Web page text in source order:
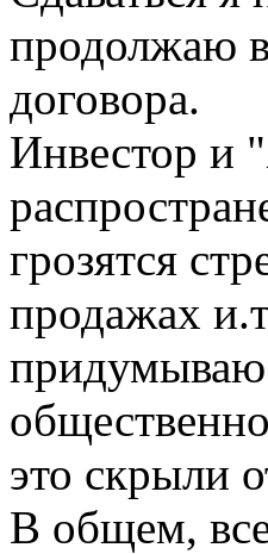
продолжаю
договора.
Инвестор и
грозятся
продажах
это скрыли
В общем, все